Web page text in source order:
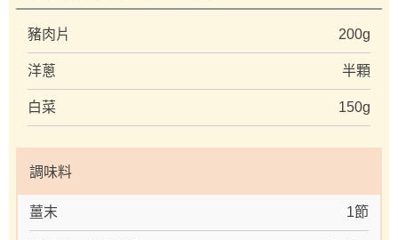
豬肉片 200g
洋蔥 半顆
白菜 150g
調味料
薑末 1節